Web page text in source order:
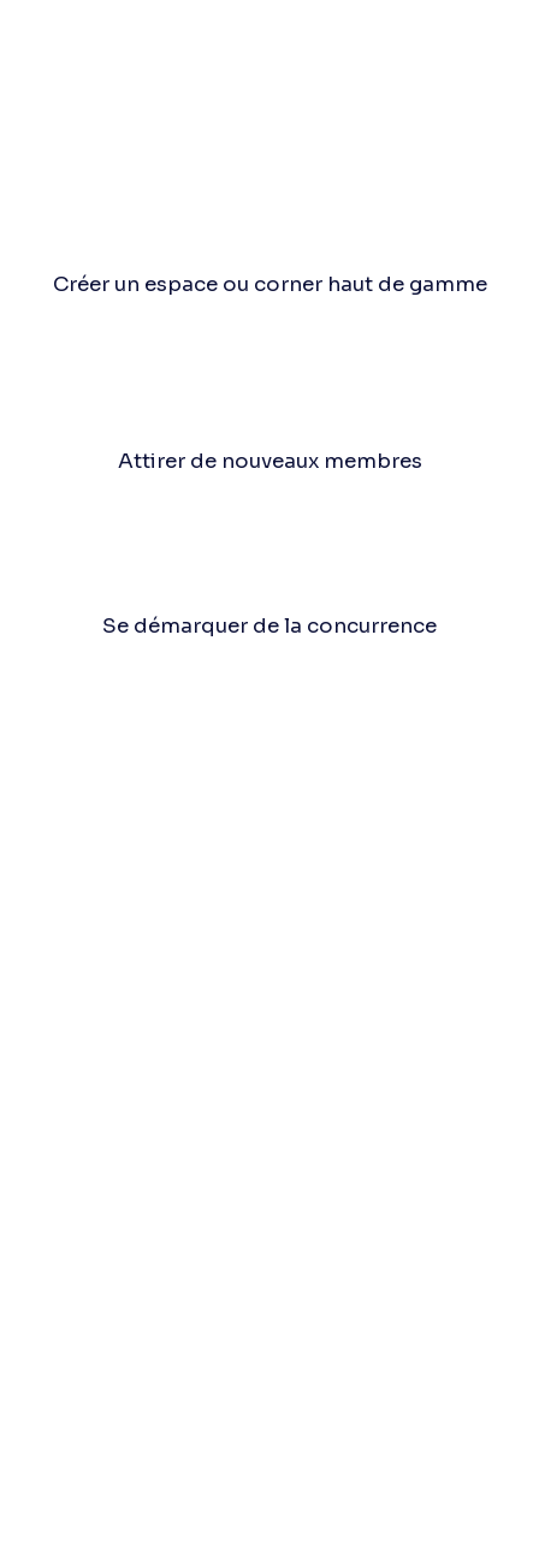
Créer un espace ou corner haut de gamme
Attirer de nouveaux membres
Se démarquer de la concurrence